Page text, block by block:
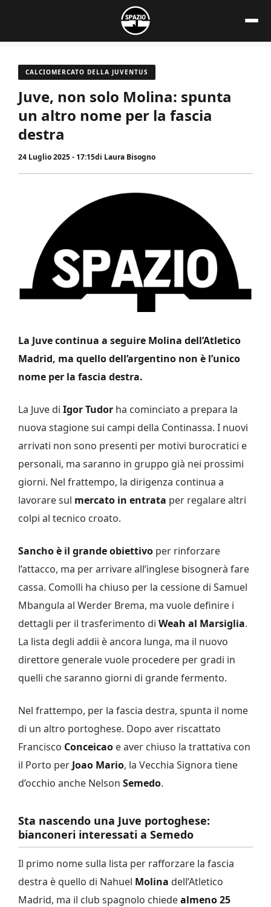
contenuto
CALCIOMERCATO DELLA JUVENTUS
Juve, non solo Molina: spunta
un altro nome per la fascia
destra
24 Luglio 2025 - 17:15di Laura Bisogno
La Juve continua a seguire Molina dell’Atletico
Madrid, ma quello dell’argentino non è l’unico
nome per la fascia destra.
La Juve di IgorTudor ha cominciato a prepara la
nuova stagione sui campi della Continassa. I nuovi
arrivati non sono presenti per motivi burocratici e
personali, ma saranno in gruppo già nei prossimi
giorni. Nel frattempo, la dirigenza continua a
lavorare sul mercato in entrata per regalare altri
colpi al tecnico croato.
Sancho è il grande obiettivo per rinforzare
l’attacco, ma per arrivare all’inglese bisognerà fare
cassa. Comolli ha chiuso per la cessione di Samuel
Mbangula al Werder Brema, ma vuole definire i
dettagli per il trasferimento di Weah al Marsiglia.
La lista degli addii è ancora lunga, ma il nuovo
direttore generale vuole procedere per gradi in
quelli che saranno giorni di grande fermento.
Nel frattempo, per la fascia destra, spunta il nome
di un altro portoghese. Dopo aver riscattato
Francisco Conceicao e aver chiuso la trattativa con
il Porto per Joao Mario, la Vecchia Signora tiene
d’occhio anche Nelson Semedo.
Sta nascendo una Juve portoghese:
bianconeri interessati a Semedo
Il primo nome sulla lista per rafforzare la fascia
destra è quello di Nahuel Molina dell’Atletico
Madrid, ma il club spagnolo chiedealmeno 25